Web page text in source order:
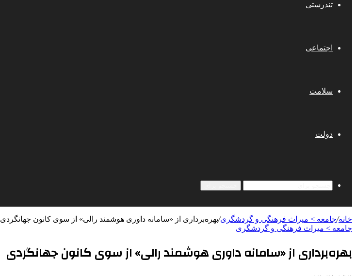
تندرستی
اجتماعی
سلامت
دولت
خانه/جامعه > میراث فرهنگی و گردشگری/بهره‌برداری از «سامانه داوری هوشمند رالی» از سوی کانون جهانگردی
جامعه > میراث فرهنگی و گردشگری
بهره‌برداری از «سامانه داوری هوشمند رالی» از سوی کانون جهانگردی